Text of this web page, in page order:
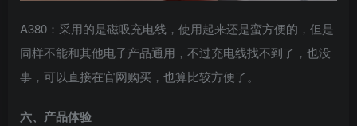
A380：采用的是磁吸充电线，使用起来还是蛮方便的，但是
同样不能和其他电子产品通用，不过充电线找不到了，也没
事，可以直接在官网购买，也算比较方便了。
六、产品体验